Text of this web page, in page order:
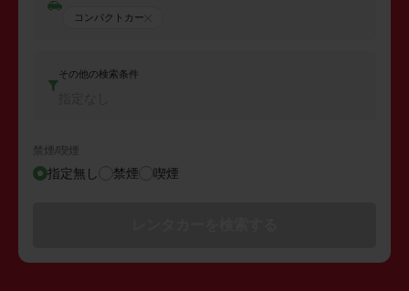
コンパクトカー
その他の検索条件
禁煙/喫煙
指定無し 禁煙 喫煙